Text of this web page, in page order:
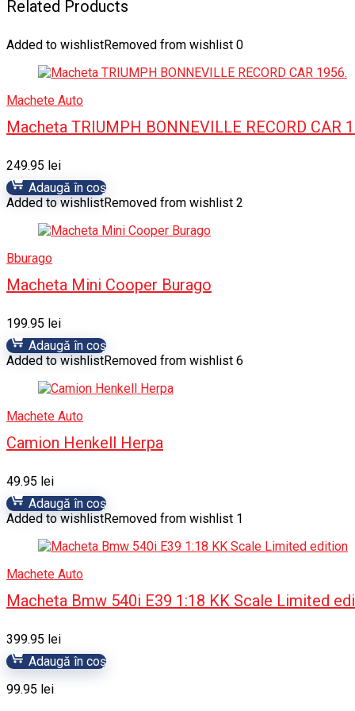
Related Products
Added to wishlistRemoved from wishlist 0
Machete Auto
Macheta TRIUMPH BONNEVILLE RECORD CAR
249.95 lei
Adaugă în coș
Added to wishlistRemoved from wishlist 2
Bburago
Macheta Mini Cooper Burago
199.95 lei
Adaugă în coș
Added to wishlistRemoved from wishlist 6
Machete Auto
Camion Henkell Herpa
49.95 lei
Adaugă în coș
Added to wishlistRemoved from wishlist 1
Machete Auto
Macheta Bmw 540i E39 1:18 KK Scale Limited
399.95 lei
Adaugă în coș
99.95 lei